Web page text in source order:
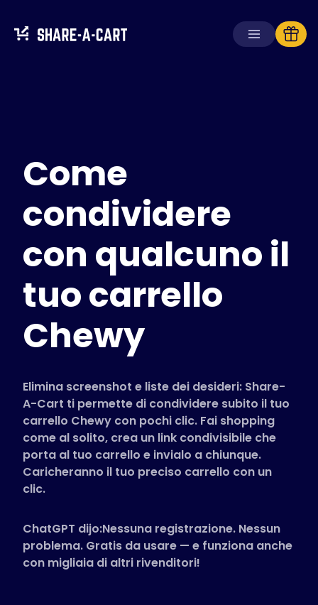
Per consumatori
Per scuole
Per aziende
Ottieni Plus+
Accedi
Negozi Supportati
FAQ
Italiano (Italian)
Come
condividere
con qualcuno il
tuo carrello
Chewy
Elimina screenshot e liste dei desideri: Share-
A-Cart ti permette di condividere subito il tuo
carrello Chewy con pochi clic. Fai shopping
come al solito, crea un link condivisibile che
porta al tuo carrello e invialo a chiunque.
Caricheranno il tuo preciso carrello con un
clic.
ChatGPT dijo:Nessuna registrazione. Nessun
problema. Gratis da usare — e funziona anche
con migliaia di altri rivenditori!